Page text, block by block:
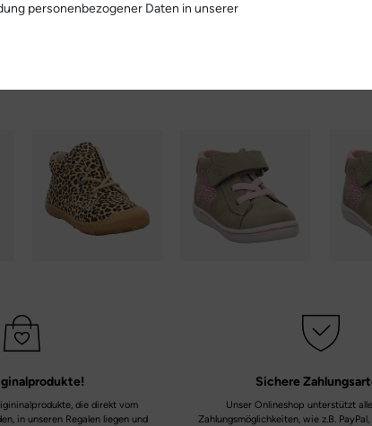
die direkt vom
in unseren Regalen liegen und
Sichere
Unser Onlineshop unterstützt
Zahlungsmöglichkeiten, wie z.B.
personenbezogener Daten in unserer